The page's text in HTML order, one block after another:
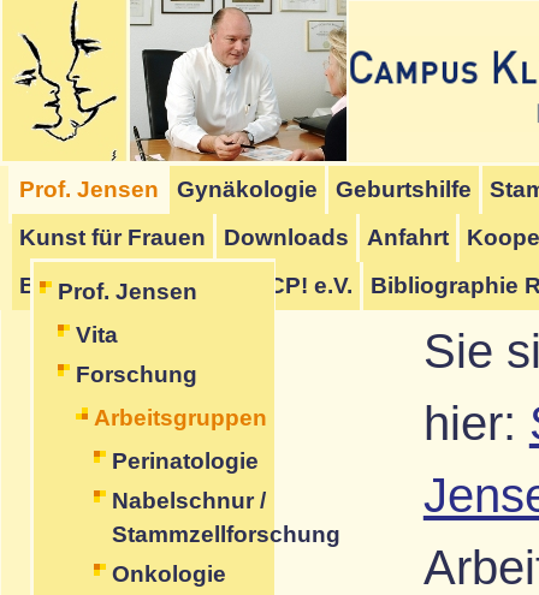
Seitenanfang
Startmenü
[
Hauptmenü
]
[
Untermenü
]
[
Schriftmenü
]
[
Inhalt
]
Prof. Jensen Gynäkologie Geburtshilfe
Kunst für Frauen
Downloads Anfahrt
BrainRepair UG
Stop-CP! e.V. Bibliographie
Prof. Jensen
Vita
Forschung
Arbeitsgruppen
Perinatologie
Nabelschnur /
Stammzellforschung
Onkologie
Sie
hier: